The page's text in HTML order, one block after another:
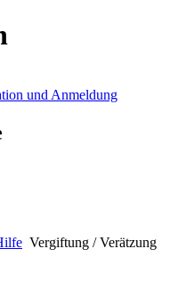
und Anmeldung
Vergiftung / Verätzung